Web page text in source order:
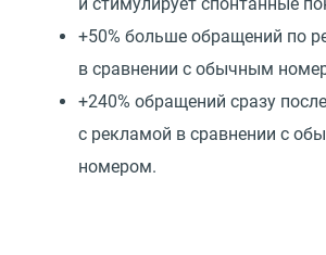
+50% больше обращений по
в сравнении с обычным
+240% обращений сразу
с рекламой в сравнении с
номером.